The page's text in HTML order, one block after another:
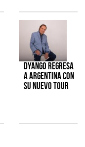
Dyango regresa
a Argentina con
su nuevo tour